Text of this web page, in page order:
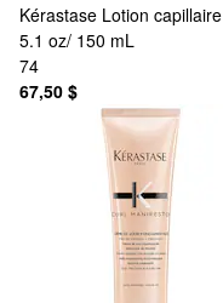
Kérastase Lotion
5.1 oz/ 150 mL
74
67,50 $